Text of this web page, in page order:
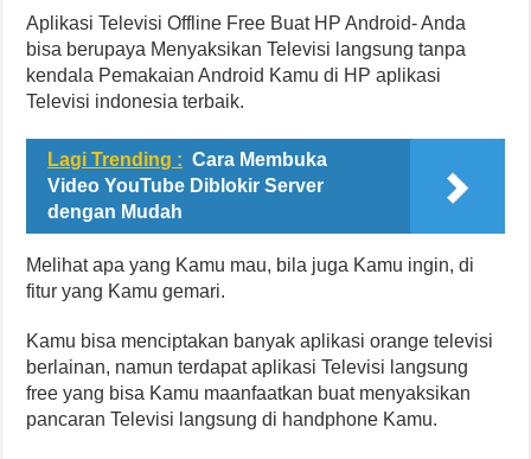
Aplikasi Televisi Offline Free Buat HP Android- Anda
bisa berupaya Menyaksikan Televisi langsung tanpa
kendala Pemakaian Android Kamu di HP aplikasi
Televisi indonesia terbaik.
Lagi Trending : Cara Membuka
Video YouTube Diblokir Server
dengan Mudah
Melihat apa yang Kamu mau, bila juga Kamu ingin, di
fitur yang Kamu gemari.
Kamu bisa menciptakan banyak aplikasi orange televisi
berlainan, namun terdapat aplikasi Televisi langsung
free yang bisa Kamu maanfaatkan buat menyaksikan
pancaran Televisi langsung di handphone Kamu.